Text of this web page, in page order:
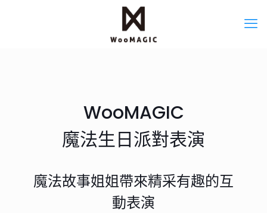
WooMAGIC
魔法生日派對表演
魔法故事姐姐帶來精采有趣的互
動表演